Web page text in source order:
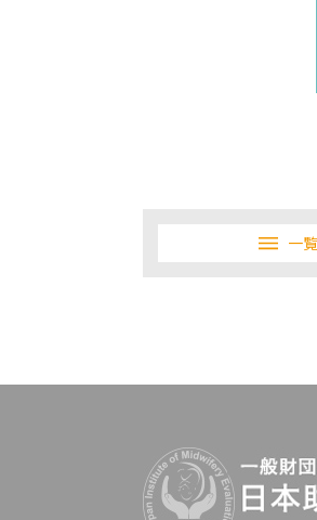
一